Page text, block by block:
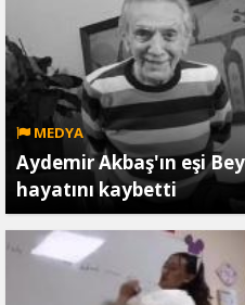
MEDYA
Aydemir Akbaş'ın eşi
hayatını kaybetti